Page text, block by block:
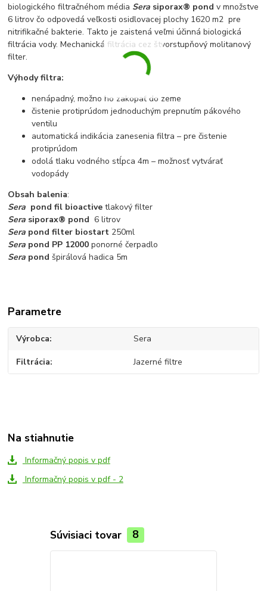
biologického filtračnéhom média Sera siporax® pondv množstve
6 litrov čo odpovedá veľkosti osidlovacej plochy 1620 m2 pre
nitrifikačné bakterie. Takto je zaistená veľmi účinná biologická
filtrácia vody. Mechanická filtrácia cez štvorstupňový molitanový
filter.
Výhody filtra:
nenápadný, možno ho zakopať do zeme
čistenie protiprúdom jednoduchým prepnutím pákového
ventilu
automatická indikácia zanesenia filtra – pre čistenie
protiprúdom
odolá tlaku vodného stĺpca 4m – možnosť vytvárať
vodopády
Obsah balenia:
Sera pond fil bioactivetlakový filter
Sera siporax® pond6 litrov
Sera pond filter biostart 250ml
Sera pond PP 12000ponorné čerpadlo
Sera pond špirálová hadica 5m
Parametre
Výrobca Sera
Filtrácia Jazerné filtre
Na stiahnutie
Informačný popis v pdf
Informačný popis v pdf - 2
Súvisiaci tovar 8